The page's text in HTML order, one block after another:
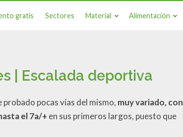
gratis Sectores Material Alimentación
| Escalada deportiva
pocas vías del mismo, muy variado, con
el 7a/+ en sus primeros largos, puesto que